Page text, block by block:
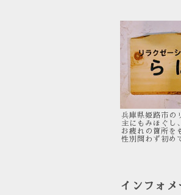
兵庫県姫路市の
主にもみほぐし
お疲れの箇所を
性別問わず初め
インフォメ